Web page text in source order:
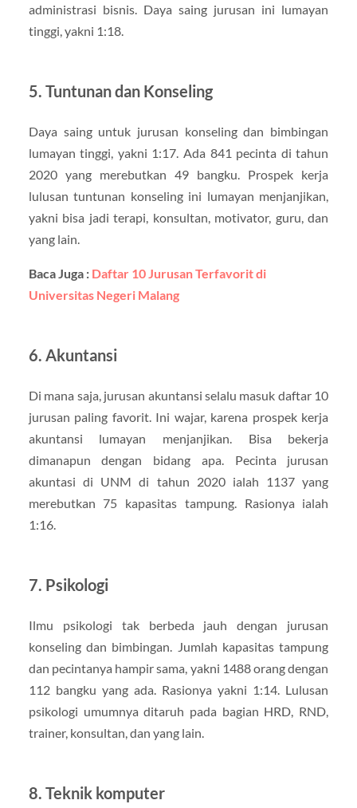
administrasi bisnis. Daya saing jurusan ini lumayan
tinggi, yakni 1:18.
5. Tuntunan dan Konseling
Daya saing untuk jurusan konseling dan bimbingan
lumayan tinggi, yakni 1:17. Ada 841 pecinta di tahun
2020 yang merebutkan 49 bangku. Prospek kerja
lulusan tuntunan konseling ini lumayan menjanjikan,
yakni bisa jadi terapi, konsultan, motivator, guru, dan
yang lain.
Baca Juga : Daftar 10 Jurusan Terfavorit di
Universitas Negeri Malang
6. Akuntansi
Di mana saja, jurusan akuntansi selalu masuk daftar 10
jurusan paling favorit. Ini wajar, karena prospek kerja
akuntansi lumayan menjanjikan. Bisa bekerja
dimanapun dengan bidang apa. Pecinta jurusan
akuntasi di UNM di tahun 2020 ialah 1137 yang
merebutkan 75 kapasitas tampung. Rasionya ialah
1:16.
7. Psikologi
Ilmu psikologi tak berbeda jauh dengan jurusan
konseling dan bimbingan. Jumlah kapasitas tampung
dan pecintanya hampir sama, yakni 1488 orang dengan
112 bangku yang ada. Rasionya yakni 1:14. Lulusan
psikologi umumnya ditaruh pada bagian HRD, RND,
trainer, konsultan, dan yang lain.
8. Teknik komputer